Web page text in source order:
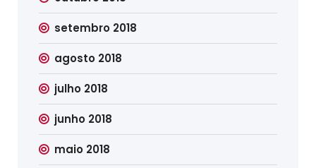
setembro 2018
agosto 2018
julho 2018
junho 2018
maio 2018